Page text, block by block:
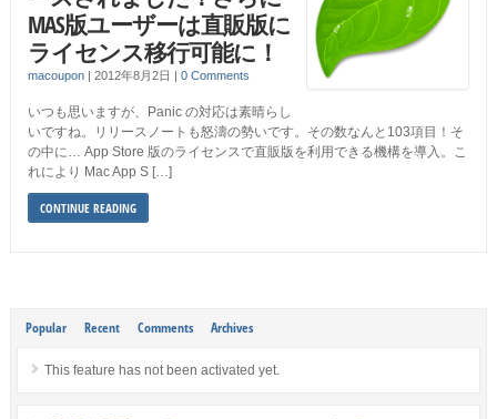
MAS版ユーザーは直販版に
ライセンス移行可能に！
macoupon| 2012年8月2日 | 0 Comments
いつも思いますが、Panic の対応は素晴らし
いですね。リリースノートも怒濤の勢いです。その数なんと103項目！そ
の中に… App Store 版のライセンスで直販版を利用できる機構を導入。こ
れにより Mac App S […]
CONTINUE READING
Popular Recent Comments Archives
This feature has not been activated yet.